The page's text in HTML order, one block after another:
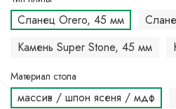
Сланец Orero, 45 мм
Камень Super Stone, 45 мм
Материал стола
массив / шпон ясеня / мдф